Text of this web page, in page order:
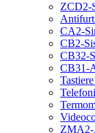
ZCD2-
CA2-
CB2-
CB32-
CB31-
ZMA2-